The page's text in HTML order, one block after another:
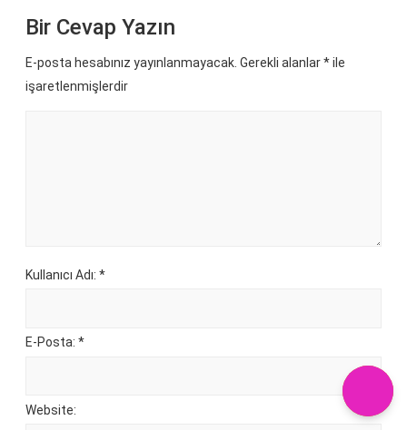
Bir Cevap Yazın
E-posta hesabınız yayınlanmayacak. Gerekli alanlar*ile
işaretlenmişlerdir
Kullanıcı Adı: *
E-Posta: *
Website: